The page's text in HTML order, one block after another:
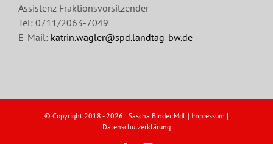
Assistenz Fraktionsvorsitzender
Tel: 0711/2063-7049
E-Mail: katrin.wagler@spd.landtag-bw.de
© Copyright 2018 - 2026 | Sascha Binder MdL | Impressum |
Datenschutzerklärung